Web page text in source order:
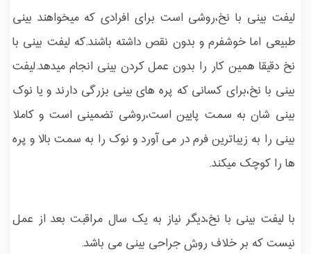
لیفت بینی با نخ،روشی است برای افرادی که میخواهند بینی
طبیعی اما خوشفرم و بدون نقص داشته باشند.که لیفت بینی با
نخ دقیقا همین کار را بدون عمل کردن بینی انجام میدهد.لیفت
بینی با نخ،برای کسانی که پره های بینی بزرگی دارند و یا نوک
بینی شان به سمت پایین است،روشی تضمینی است و کاملا
بینی را به زیباترین فرم در می آورد و نوک را به سمت بالا و پره
ها را کوچک میکند.
با لیفت بینی با نخ،دیگر نیاز به یک سال مراقبت بعد از عمل
نیست که بر خلاف روش جراحی بینی می باشد.